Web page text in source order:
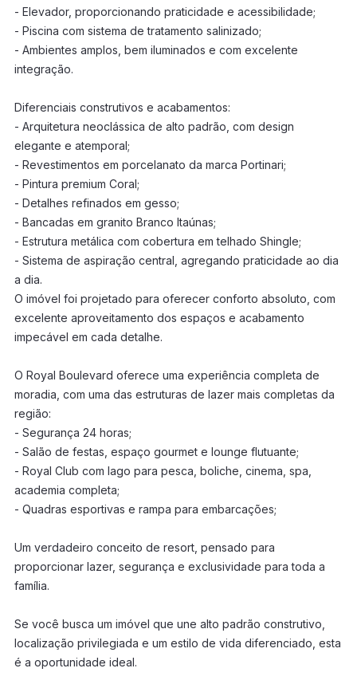
- Elevador, proporcionando praticidade e acessibilidade;
- Piscina com sistema de tratamento salinizado;
- Ambientes amplos, bem iluminados e com excelente
integração.
Diferenciais construtivos e acabamentos:
- Arquitetura neoclássica de alto padrão, com design
elegante e atemporal;
- Revestimentos em porcelanato da marca Portinari;
- Pintura premium Coral;
- Detalhes refinados em gesso;
- Bancadas em granito Branco Itaúnas;
- Estrutura metálica com cobertura em telhado Shingle;
- Sistema de aspiração central, agregando praticidade ao dia
a dia.
O imóvel foi projetado para oferecer conforto absoluto, com
excelente aproveitamento dos espaços e acabamento
impecável em cada detalhe.
O Royal Boulevard oferece uma experiência completa de
moradia, com uma das estruturas de lazer mais completas da
região:
- Segurança 24 horas;
- Salão de festas, espaço gourmet e lounge flutuante;
- Royal Club com lago para pesca, boliche, cinema, spa,
academia completa;
- Quadras esportivas e rampa para embarcações;
Um verdadeiro conceito de resort, pensado para
proporcionar lazer, segurança e exclusividade para toda a
família.
Se você busca um imóvel que une alto padrão construtivo,
localização privilegiada e um estilo de vida diferenciado, esta
é a oportunidade ideal.